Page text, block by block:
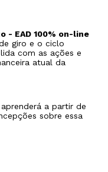
- EAD 100% on-line
giro e o ciclo
com as ações e
atual da
a partir de
sobre essa